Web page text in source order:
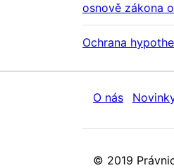
osnově zákona
Ochrana
O nás
© 2019